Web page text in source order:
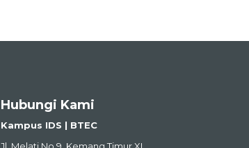
Hubungi Kami
Kampus IDS | BTEC
Jl. Melati No.9, Kemang Timur XI,